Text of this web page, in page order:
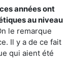
années ont
au niveau
le remarque
Il y a de ce fait
qui aient été